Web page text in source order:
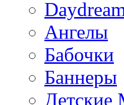
Ангелы
Бабочки
Баннеры
Детские